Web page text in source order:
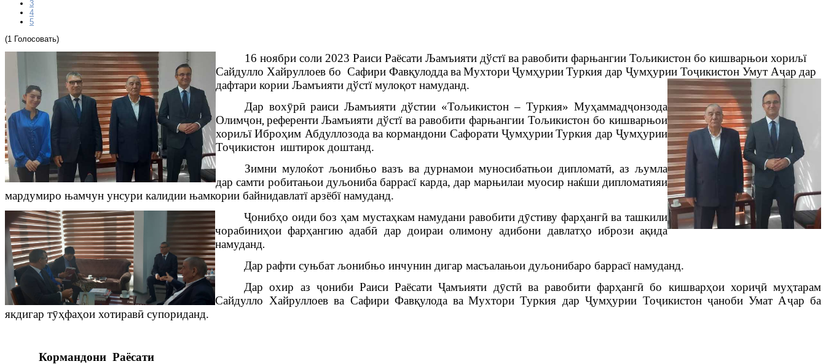
3
4
5
(1 Голосовать)
16 ноябри соли 2023Раиси Раёсати Љамъияти дўстї ва равобити фарњангии Тољикистон бо кишварњои хориљї
Сайдулло Хайруллоев бо Сафири Фавқулодда ва Мухтори ҶумҳурииТуркия дар Ҷумҳурии Тоҷикистон Умут Аҷар дар
дафтари кории Љамъияти дўстї мулоқот намуданд.
Дар вохӯрӣраиси Љамъияти дўстии «Тољикистон – Туркия» Муҳаммадҷонзода
Олимҷон, референти Љамъияти дўстї ва равобити фарњангии Тољикистон бо кишварњои
хориљї Иброҳим Абдуллозода ва кормандони СафоратиҶумҳурииТуркия дарҶумҳурии
Тоҷикистон иштирок доштанд.
Зимни мулоќот љонибњо вазъ ва дурнамои муносибатњои дипломатӣ,аз љумла
дар самти робитањои дуљониба баррасї карда, дар марњилаи муосир наќши дипломатияи
мардумиро њамчун унсури калидии њамкории байнидавлатї арзёбї намуданд.
Ҷонибҳо оиди боз ҳам мустаҳкам намудани равобити дӯстиву фарҳангӣ ва ташкили
чорабиниҳои фарҳангию адабӣ дар доираи олимону адибони давлатҳо ибрози ақида
намуданд.
Дар рафти суњбат љонибњо инчунин дигар масъалањои дуљонибаро баррасї намуданд.
Дар охир аз ҷониби Раиси РаёсатиҶамъияти дӯстӣ ва равобити фарҳангӣ бо кишварҳои хориҷӣмуҳтарам
Сайдулло Хайруллоев ва Сафири Фавқулода ва МухториТуркия дарҶумҳурии Тоҷикистон ҷаноби Умат Аҷар ба
якдигар тӯҳфаҳои хотиравӣ супориданд.
Кормандони Раёсати